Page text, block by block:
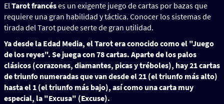
ElTarot francéses un exigente juego de cartas por bazas que
requiere una gran habilidad y táctica. Conocer los sistemas de
tirada del Tarot puede serte de gran utilidad.
Ya desde la Edad Media, el Tarot era conocido como el "Juego
de los reyes". Se juega con 78 cartas. Aparte de los palos
clásicos (corazones, diamantes, picas y tréboles), hay 21 cartas
de triunfo numeradas que van desde el 21 (el triunfo más alto)
hasta el 1 (el triunfo más bajo), así como una carta muy
especial, la "Excusa" (Excuse).